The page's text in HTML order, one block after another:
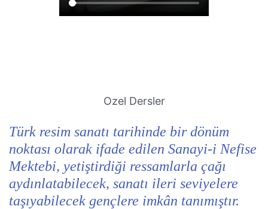
Ozel Dersler
Türk resim sanatı tarihinde bir dönüm
noktası olarak ifade edilen Sanayi-i Nefise
Mektebi, yetiştirdiği ressamlarla çağı
aydınlatabilecek, sanatı ileri seviyelere
taşıyabilecek gençlere imkân tanımıştır.